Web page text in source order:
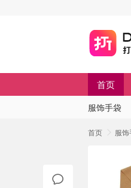
首页
服饰手袋
首页 服